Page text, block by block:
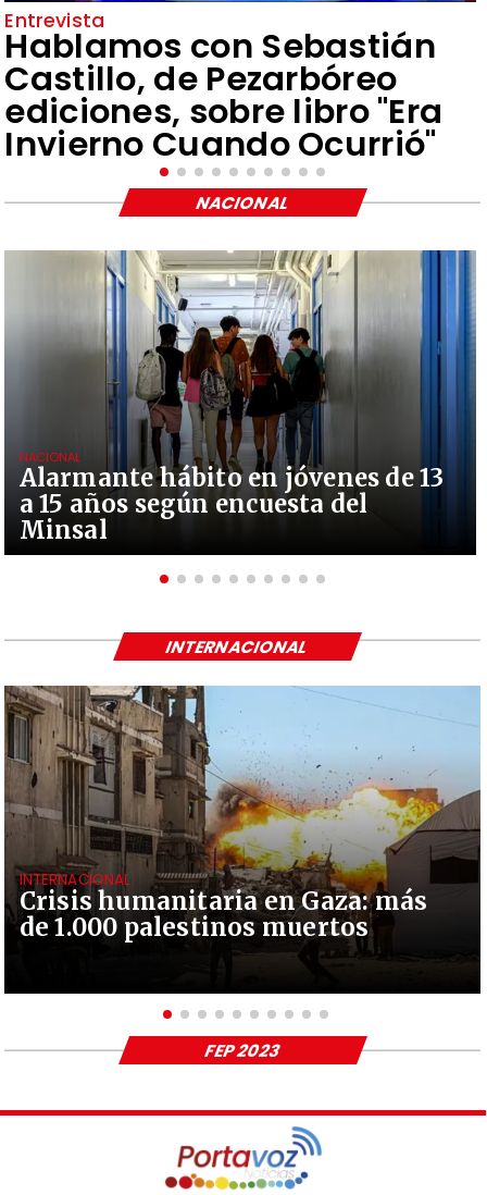
Entrevista
Hablamos con Sebastián
Castillo, de Pezarbóreo
ediciones, sobre libro "Era
Invierno Cuando Ocurrió"
Alarmante hábito en jóvenes de 13
a 15 años según encuesta del
Minsal
NACIONAL
NACIONAL
Crisis humanitaria en Gaza: más
de 1.000 palestinos muertos
INTERNACIONAL
INTERNACIONAL
FEP 2023